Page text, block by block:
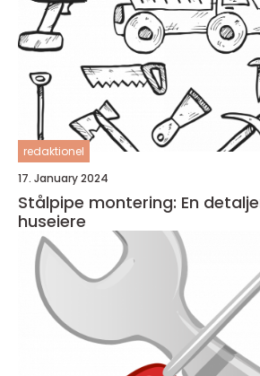
redaktionel
17. January 2024
Stålpipe montering: En
huseiere